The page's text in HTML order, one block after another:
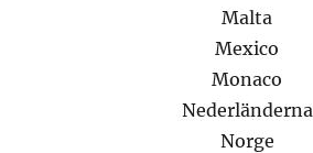
Malta
Mexico
Monaco
Nederländerna
Norge